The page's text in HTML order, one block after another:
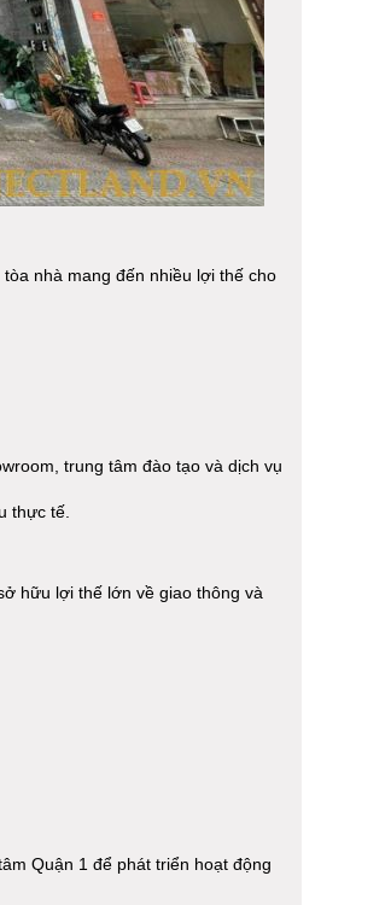
nhà mang đến nhiều lợi thế cho
trung tâm đào tạo và dịch vụ
thực tế.
hữu lợi thế lớn về giao thông và
Quận 1 để phát triển hoạt động